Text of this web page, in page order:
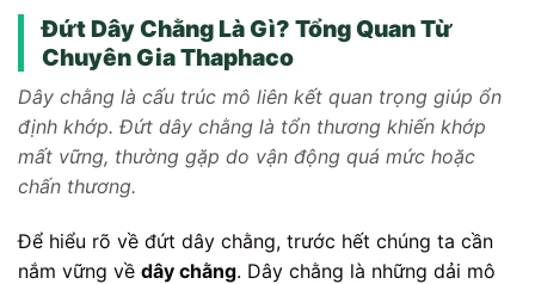
Đứt Dây Chằng Là Gì? Tổng Quan Từ
Chuyên Gia Thaphaco
Dây chằng là cấu trúc mô liên kết quan trọng giúp ổn
định khớp. Đứt dây chằng là tổn thương khiến khớp
mất vững, thường gặp do vận động quá mức hoặc
chấn thương.
Để hiểu rõ về đứt dây chằng, trước hết chúng ta cần
nắm vững về dây chằng. Dây chằng là những dải mô